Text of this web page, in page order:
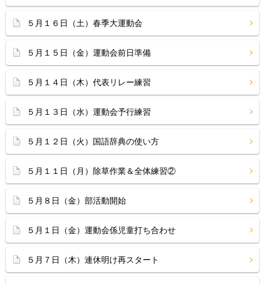
５月１６日（土）春季大運動会
５月１５日（金）運動会前日準備
５月１４日（木）代表リレー練習
５月１３日（水）運動会予行練習
５月１２日（火）国語辞典の使い方
５月１１日（月）除草作業＆全体練習②
５月８日（金）部活動開始
５月１日（金）運動会係児童打ち合わせ
５月７日（木）連休明け再スタート